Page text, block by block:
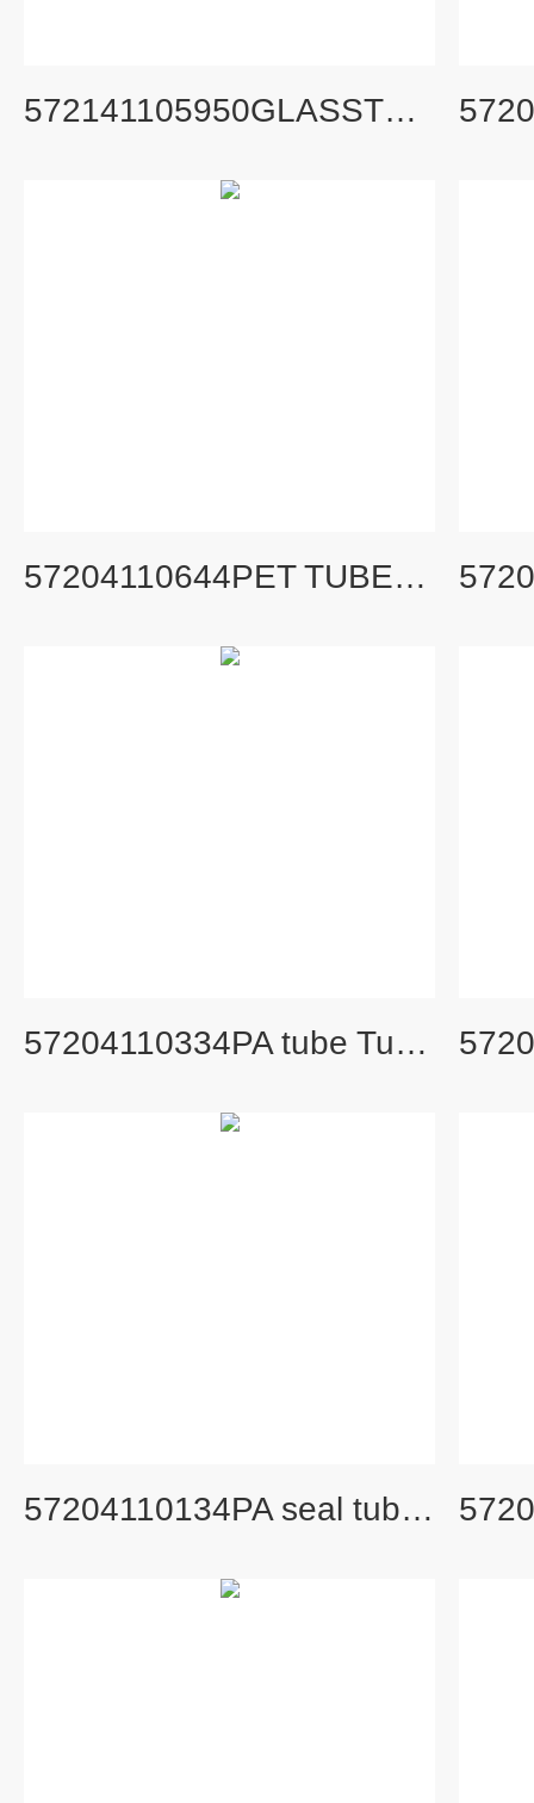
572141105950GLASSTUBEASSY(10PCS/BOX)旧货号473866A
57204110644PET TUBE (50PCS/SET) 旧货号： S303272A
57204110334PA tube Tube-UC 旧货号： 329561A
57204110134PA seal tube Tube-UC 旧货号： S303694A